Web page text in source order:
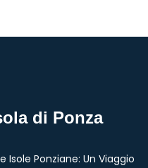
di Ponza
Isole Ponziane: Un Viaggio